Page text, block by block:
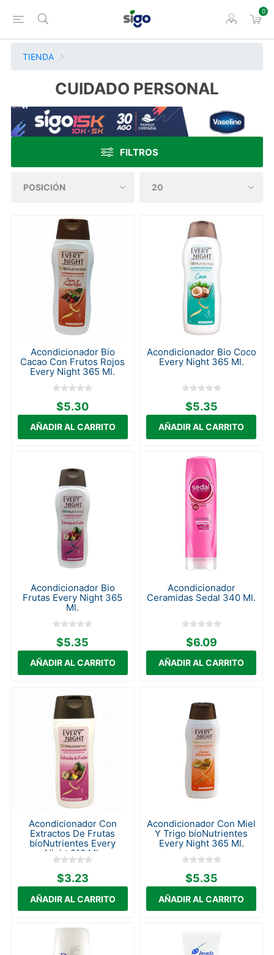
0
TIENDA
CUIDADO PERSONAL
FILTROS
Acondicionador Bio
Cacao Con Frutos Rojos
Every Night 365 Ml.
$5.30
Acondicionador Bio Coco
Every Night 365 Ml.
$5.35
Acondicionador Bio
Frutas Every Night 365
Ml.
$5.35
Acondicionador
Ceramidas Sedal 340 Ml.
$6.09
Acondicionador Con
Extractos De Frutas
bíoNutrientes Every
Night 210 Ml.
$3.23
Acondicionador Con Miel
Y Trigo bíoNutrientes
Every Night 365 Ml.
$5.35